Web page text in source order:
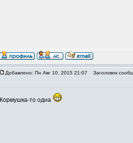
Добавлено: Пн Авг 10, 2015 21:07 Заголовок
Кормушка-то одна